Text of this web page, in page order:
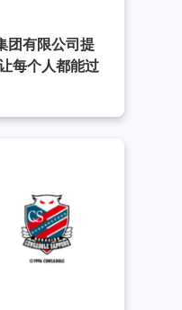
团有限公司提
每个人都能过